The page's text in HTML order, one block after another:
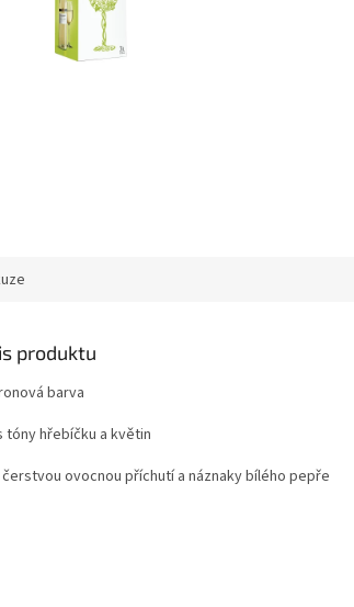
produktu
barva
tóny hřebíčku a květin
ovocnou příchutí a náznaky bílého pepře